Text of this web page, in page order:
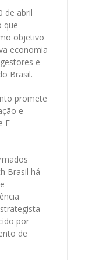
de abril
que
objetivo
economia
e
Brasil.
promete
e
E-
Brasil há
por
de